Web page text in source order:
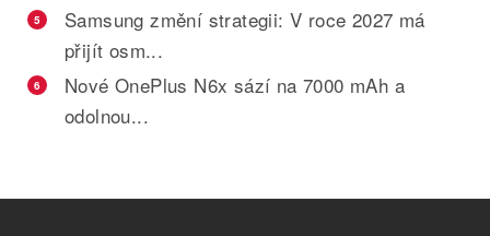
5
Samsung změní strategii: V roce 2027 má
přijít osm...
6
Nové OnePlus N6x sází na 7000 mAh a
odolnou...